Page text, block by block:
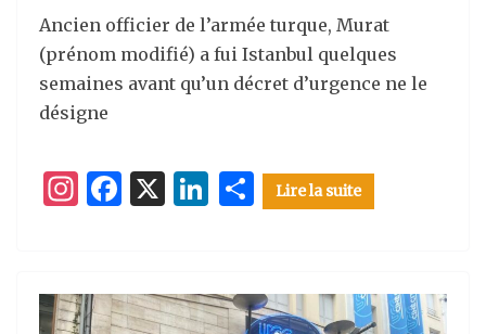
Ancien officier de l’armée turque, Murat
(prénom modifié) a fui Istanbul quelques
semaines avant qu’un décret d’urgence ne le
désigne
I
a
F
e
X
Li
e
ar
g
Lire la suite